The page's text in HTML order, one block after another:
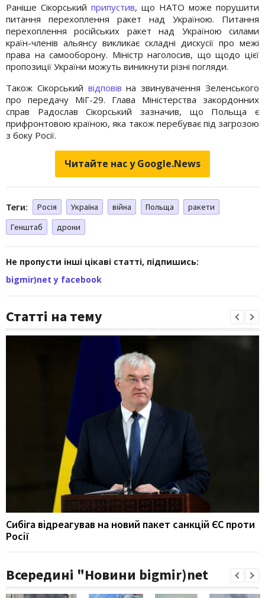
Раніше Сікорський припустив, що НАТО може порушити
питання перехоплення ракет над Україною. Питання
перехоплення російських ракет над Україною силами
країн-членів альянсу викликає складні дискусії про межі
права на самооборону. Міністр наголосив, що щодо цієї
пропозиції України можуть виникнути різні погляди.
Також Сікорський відповів на звинувачення Зеленського
про передачу МіГ-29. Глава Міністерства закордонних
справ Радослав Сікорський зазначив, що Польща є
прифронтовою країною, яка також перебуває під загрозою
з боку Росії.
Читайте нас у Google.News
Теги: Росія Україна війна Польща
ракети
Генштаб
дрони
Не пропусти інші цікаві статті, підпишись:
bigmir)net у facebook
Статті на тему
Сибіга відреагував на новий пакет санкцій ЄС проти
Росії
Всередині "Новини bigmir)net